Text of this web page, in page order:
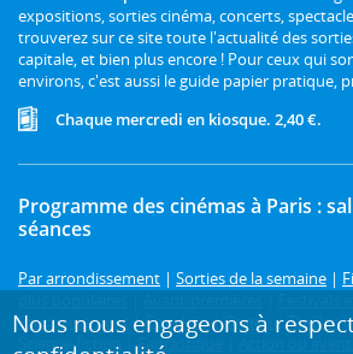
expositions, sorties cinéma, concerts,
trouverez sur ce site toute l'actualité des
capitale, et bien plus encore ! Pour ceux qui
environs, c'est aussi le guide papier pratique,
Chaque mercredi en kiosque. 2,40 €.
Programme des cinémas à Paris :
séances
Par arrondissement | Sorties de la semaine |
Prochainement |Comédie|Drame |Thriller|
Science-fiction
|Fantastique Action ou
Nous nous engageons à